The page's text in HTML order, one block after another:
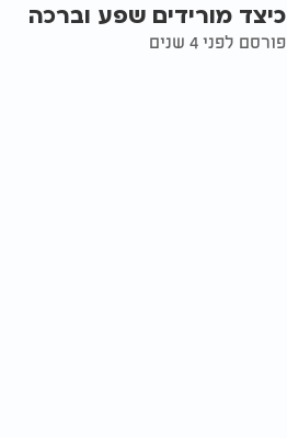
כיצד מורידים שפע וברכה
פורסם לפני 4 שנים